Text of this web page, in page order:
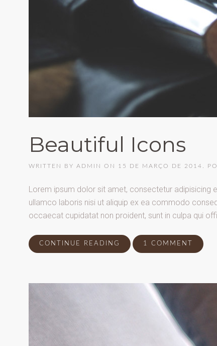
Beautiful Icons
WRITTEN BY ADMIN ON 15 DE MARÇO DE 2014 .
Lorem ipsum dolor sit amet, consectetur adipisicing
ullamco laboris nisi ut aliquip ex ea commodo
occaecat cupidatat non proident, sunt in culpa qui
CONTINUE READING 1 COMMENT